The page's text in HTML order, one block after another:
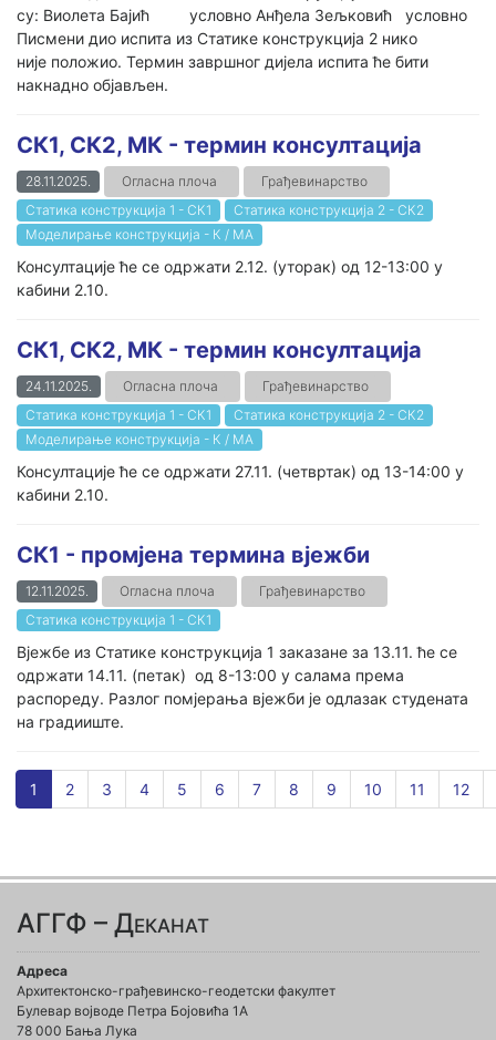
су: Виолета Бајић условно Анђела Зељковић условно
Писмени дио испита из Статике конструкција 2 нико
није положио. Термин завршног дијела испита ће бити
накнадно објављен.
СК1, СК2, МК - термин консултација
28.11.2025. Огласна плоча
Грађевинарство
Статика конструкција 1 - СК1
Статика конструкција 2 - СК2
Моделирање конструкција - К / МА
Консултације ће се одржати 2.12. (уторак) од 12-13:00 у
кабини 2.10.
СК1, СК2, МК - термин консултација
24.11.2025. Огласна плоча
Грађевинарство
Статика конструкција 1 - СК1
Статика конструкција 2 - СК2
Моделирање конструкција - К / МА
Консултације ће се одржати 27.11. (четвртак) од 13-14:00 у
кабини 2.10.
СК1 - промјена термина вјежби
12.11.2025. Огласна плоча
Грађевинарство
Статика конструкција 1 - СК1
Вјежбе из Статике конструкција 1 заказане за 13.11. ће се
одржати 14.11. (петак) од 8-13:00 у салама према
распореду. Разлог помјерања вјежби је одлазак студената
на градииште.
1 2 3 4 5 6 7 8 9 10 11 12
АГГФ – Деканат
Адреса
Архитектонско-грађевинско-геодетски факултет
Булевар војводе Петра Бојовића 1A
78 000 Бања Лука